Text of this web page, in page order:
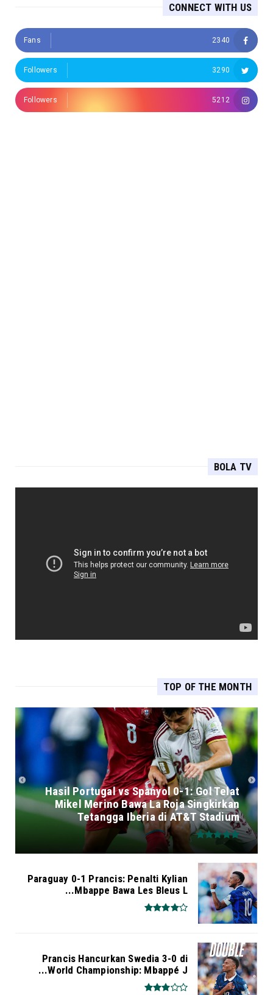
CONNECT WITH US
2340
Fans
3290
Followers
5212
Followers
BOLA TV
TOP OF THE MONTH
Hasil Portugal vs Spanyol 0-1: Gol Telat
Mikel Merino Bawa La Roja Singkirkan
Tetangga Iberia di AT&T Stadium
Paraguay 0-1 Prancis: Penalti Kylian
Mbappe Bawa Les Bleus L...
Prancis Hancurkan Swedia 3-0 di
World Championship: Mbappé J...